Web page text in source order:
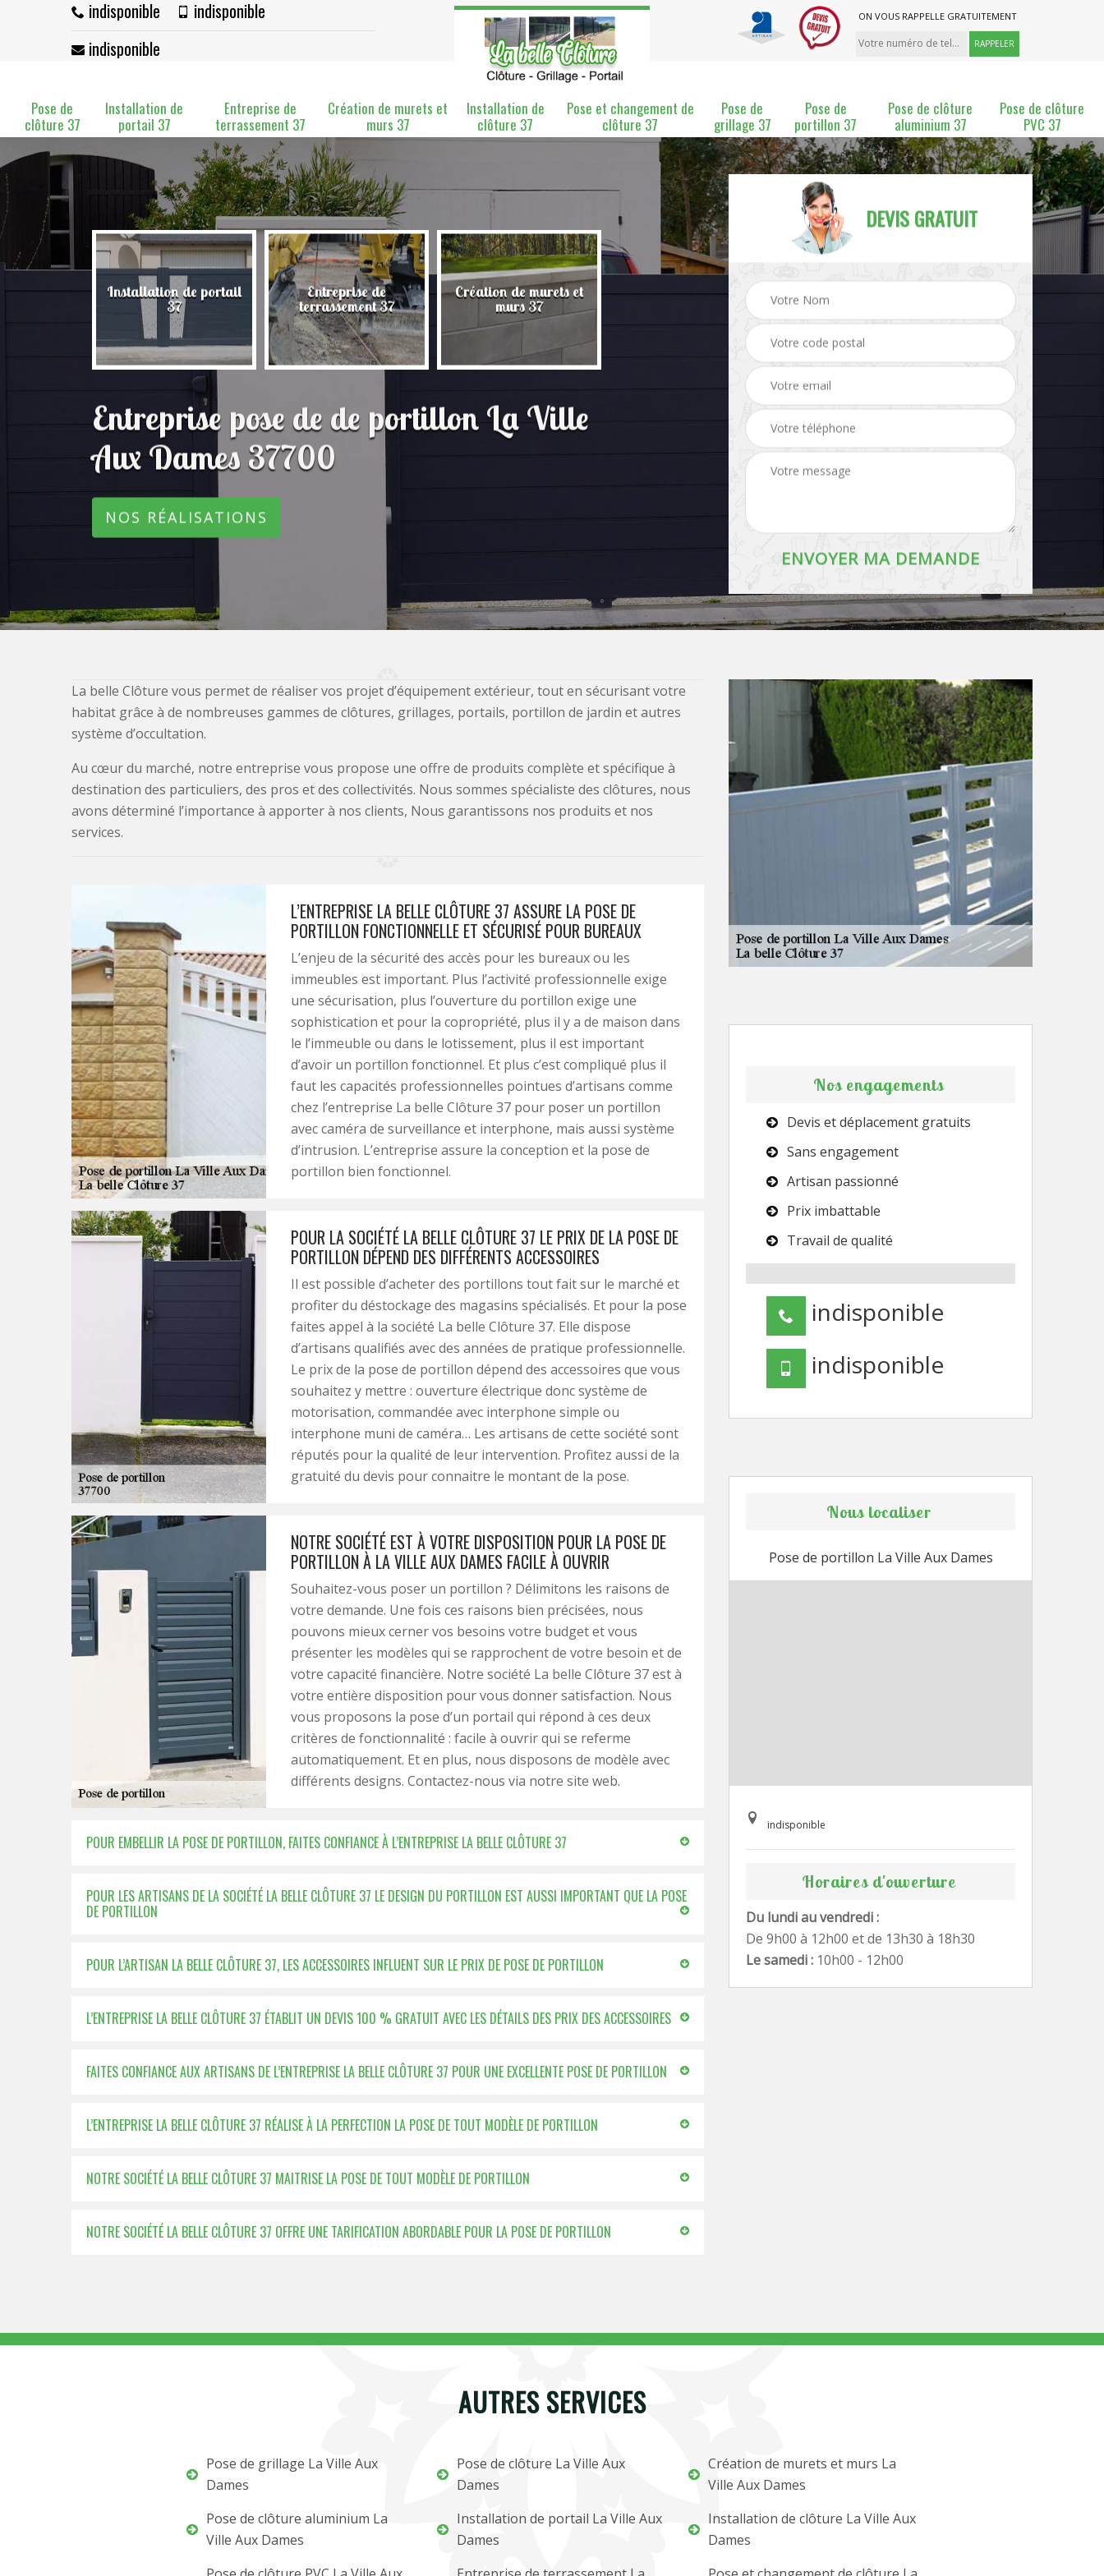
indisponible
indisponible
indisponible
ON VOUS RAPPELLE GRATUITEMENT
Pose de
clôture 37
Installation de
portail 37
Entreprise de
terrassement 37
Création de murets et
murs 37
Installation de
clôture 37
Pose et changement de
clôture 37
Pose de
grillage 37
Pose de
portillon 37
Pose de clôture
aluminium 37
Pose de clôture
PVC 37
Installation de portail
37
Entreprise de
terrassement 37
Création de murets et
murs 37
Installation de clôture Pose et changement de Pose de grillage 37
Entreprise pose de de portillon La Ville
Aux Dames 37700
NOS RÉALISATIONS
DEVIS GRATUIT
La belle Clôture vous permet de réaliser vos projet d’équipement extérieur, tout en sécurisant votre
habitat grâce à de nombreuses gammes de clôtures, grillages, portails, portillon de jardin et autres
système d’occultation.
Au cœur du marché, notre entreprise vous propose une offre de produits complète et spécifique à
destination des particuliers, des pros et des collectivités. Nous sommes spécialiste des clôtures, nous
avons déterminé l’importance à apporter à nos clients, Nous garantissons nos produits et nos
services.
L’ENTREPRISE LA BELLE CLÔTURE 37 ASSURE LA POSE DE
PORTILLON FONCTIONNELLE ET SÉCURISÉ POUR BUREAUX
L’enjeu de la sécurité des accès pour les bureaux ou les
immeubles est important. Plus l’activité professionnelle exige
une sécurisation, plus l’ouverture du portillon exige une
sophistication et pour la copropriété, plus il y a de maison dans
le l’immeuble ou dans le lotissement, plus il est important
d’avoir un portillon fonctionnel. Et plus c’est compliqué plus il
faut les capacités professionnelles pointues d’artisans comme
chez l’entreprise La belle Clôture 37 pour poser un portillon
avec caméra de surveillance et interphone, mais aussi système
d’intrusion. L’entreprise assure la conception et la pose de
portillon bien fonctionnel.
POUR LA SOCIÉTÉ LA BELLE CLÔTURE 37 LE PRIX DE LA POSE DE
PORTILLON DÉPEND DES DIFFÉRENTS ACCESSOIRES
Il est possible d’acheter des portillons tout fait sur le marché et
profiter du déstockage des magasins spécialisés. Et pour la pose
faites appel à la société La belle Clôture 37. Elle dispose
d’artisans qualifiés avec des années de pratique professionnelle.
Le prix de la pose de portillon dépend des accessoires que vous
souhaitez y mettre : ouverture électrique donc système de
motorisation, commandée avec interphone simple ou
interphone muni de caméra… Les artisans de cette société sont
réputés pour la qualité de leur intervention. Profitez aussi de la
gratuité du devis pour connaitre le montant de la pose.
NOTRE SOCIÉTÉ EST À VOTRE DISPOSITION POUR LA POSE DE
PORTILLON À LA VILLE AUX DAMES FACILE À OUVRIR
Souhaitez-vous poser un portillon ? Délimitons les raisons de
votre demande. Une fois ces raisons bien précisées, nous
pouvons mieux cerner vos besoins votre budget et vous
présenter les modèles qui se rapprochent de votre besoin et de
votre capacité financière. Notre société La belle Clôture 37 est à
votre entière disposition pour vous donner satisfaction. Nous
vous proposons la pose d’un portail qui répond à ces deux
critères de fonctionnalité : facile à ouvrir qui se referme
automatiquement. Et en plus, nous disposons de modèle avec
différents designs. Contactez-nous via notre site web.
POUR EMBELLIR LA POSE DE PORTILLON, FAITES CONFIANCE À L’ENTREPRISE LA BELLE CLÔTURE 37
POUR LES ARTISANS DE LA SOCIÉTÉ LA BELLE CLÔTURE 37 LE DESIGN DU PORTILLON EST AUSSI IMPORTANT QUE LA POSE
DE PORTILLON
POUR L’ARTISAN LA BELLE CLÔTURE 37, LES ACCESSOIRES INFLUENT SUR LE PRIX DE POSE DE PORTILLON
L’ENTREPRISE LA BELLE CLÔTURE 37 ÉTABLIT UN DEVIS 100 % GRATUIT AVEC LES DÉTAILS DES PRIX DES ACCESSOIRES
FAITES CONFIANCE AUX ARTISANS DE L’ENTREPRISE LA BELLE CLÔTURE 37 POUR UNE EXCELLENTE POSE DE PORTILLON
L’ENTREPRISE LA BELLE CLÔTURE 37 RÉALISE À LA PERFECTION LA POSE DE TOUT MODÈLE DE PORTILLON
NOTRE SOCIÉTÉ LA BELLE CLÔTURE 37 MAITRISE LA POSE DE TOUT MODÈLE DE PORTILLON
NOTRE SOCIÉTÉ LA BELLE CLÔTURE 37 OFFRE UNE TARIFICATION ABORDABLE POUR LA POSE DE PORTILLON
Nos engagements
Devis et déplacement gratuits
Sans engagement
Artisan passionné
Prix imbattable
Travail de qualité
indisponible
indisponible
Nous localiser
Pose de portillon La Ville Aux Dames
indisponible
Horaires d'ouverture
Du lundi au vendredi :
De 9h00 à 12h00 et de 13h30 à 18h30
Le samedi : 10h00 - 12h00
AUTRES SERVICES
Pose de grillage La Ville Aux
Dames
Pose de clôture aluminium La
Ville Aux Dames
Pose de clôture La Ville Aux
Dames
Installation de portail La Ville Aux
Dames
Création de murets et murs La
Ville Aux Dames
Installation de clôture La Ville Aux
Dames